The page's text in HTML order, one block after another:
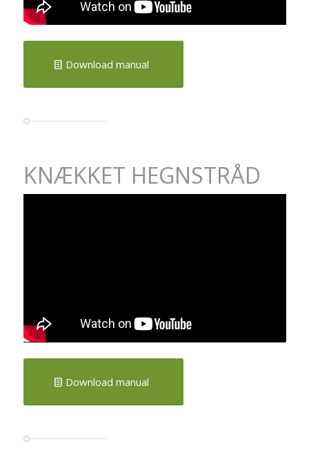
Download manual
KNÆKKET HEGNSTRÅD
Download manual